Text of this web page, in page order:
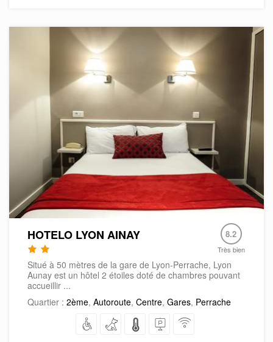
HOTELO LYON AINAY 8.2
Très bien
Situé à 50 mètres de la gare de Lyon-Perrache, Lyon
Aunay est un hôtel 2 étoiles doté de chambres pouvant
accueillir ...
Quartier : 2ème, Autoroute, Centre, Gares, Perrache